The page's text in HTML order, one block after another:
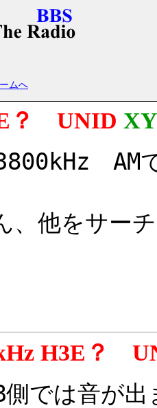
ムへ
？ UNID
　AM
、他をサー
H3E？
側では音が